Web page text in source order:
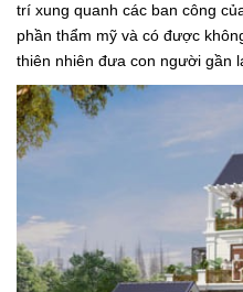
trí xung quanh các ban công
phần thẩm mỹ và có được
thiên nhiên đưa con người gần